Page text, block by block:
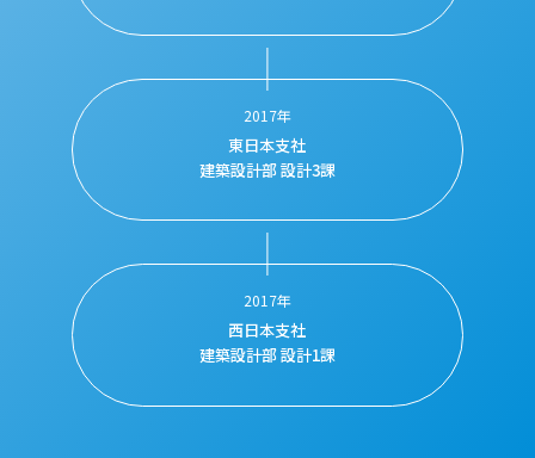
2017年
東日本支社
建築設計部設計3課
2017年
西日本支社
建築設計部設計1課